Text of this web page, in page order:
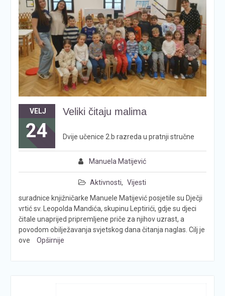
VELJ
24
Veliki čitaju malima
Manuela Matijević
Aktivnosti, Vijesti
Dvije učenice 2.b razreda u pratnji stručne
suradnice knjižničarke Manuele Matijević posjetile su Dječji
vrtić sv. Leopolda Mandića, skupinu Leptirići, gdje su djeci
čitale unaprijed pripremljene priče za njihov uzrast, a
povodom obilježavanja svjetskog dana čitanja naglas. Cilj je
ove
Opširnije